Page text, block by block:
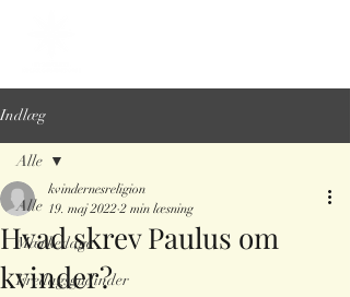
Indlæg
Alle
Mærkedage
Fredagsgudinder
Alle
Hvad skrev Paulus om
kvinder?
kvindernesreligion
19. maj 2022 2 min læsning